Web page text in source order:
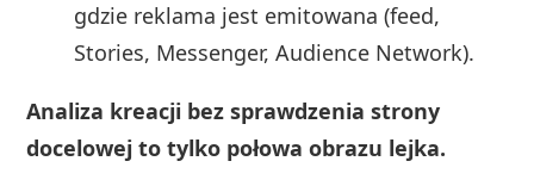
gdzie reklama jest emitowana (feed,
Stories, Messenger, Audience Network).
Analiza kreacji bez sprawdzenia strony
docelowej to tylko połowa obrazu lejka.